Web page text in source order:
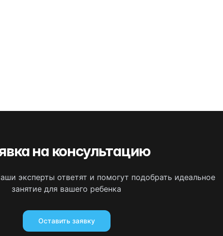
на консультацию
эксперты ответят и помогут подобрать идеальное
занятие для вашего ребенка
Оставить заявку